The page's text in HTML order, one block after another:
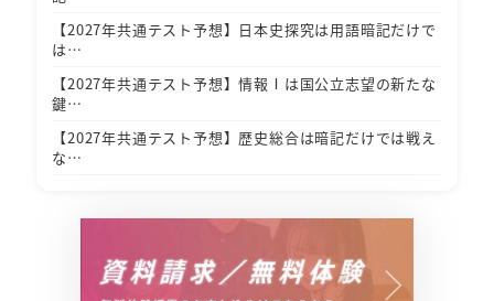
【2027年共通テスト予想】日本史探究は用語暗記だけで
は…
【2027年共通テスト予想】情報Ⅰは国公立志望の新たな
鍵…
【2027年共通テスト予想】歴史総合は暗記だけでは戦え
な…